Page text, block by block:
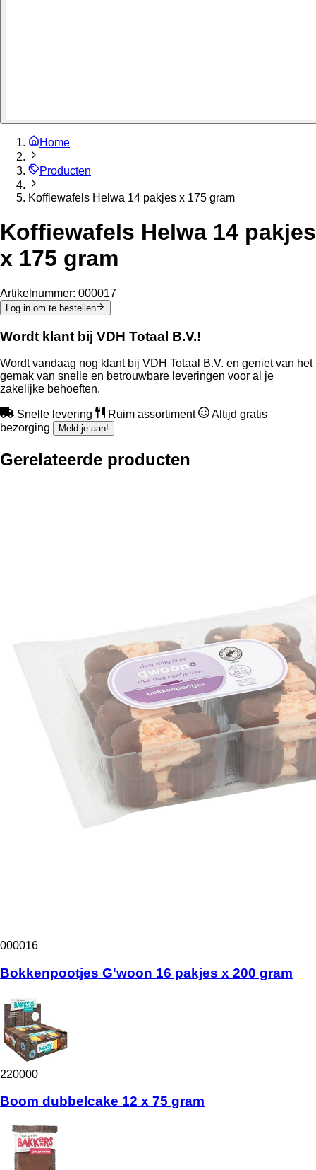
Home
Producten
Koffiewafels Helwa 14 pakjes x 175 gram
Koffiewafels Helwa 14 pakjes
x 175 gram
Artikelnummer: 000017
Log in om te bestellen
Wordt klant bij VDH Totaal B.V.!
Wordt vandaag nog klant bij VDH Totaal B.V. en geniet van het
gemak van snelle en betrouwbare leveringen voor al je
zakelijke behoeften.
Snelle levering Ruim assortiment
Altijd gratis
bezorging
Meld je aan!
Gerelateerde producten
000016
Bokkenpootjes G'woon 16 pakjes x 200 gram
220000
Boom dubbelcake 12 x 75 gram